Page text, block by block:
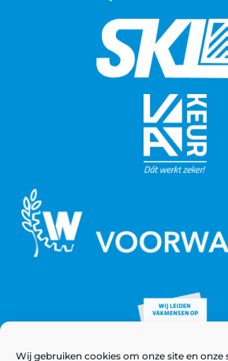
Wij gebruiken cookies om onze site en onze